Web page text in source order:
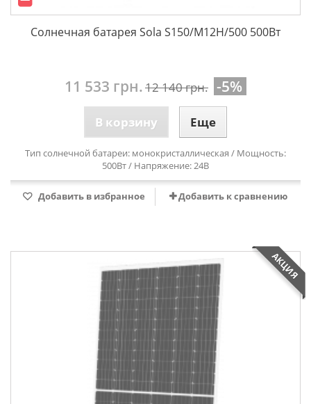
Солнечная батарея Sola S150/M12H/500 500Вт
11 533 грн.12 140 грн. -5%
В корзину Еще
Тип солнечной батареи: монокристаллическая / Мощность:
500Вт / Напряжение: 24В
Добавить в избранное Добавить к сравнению
АКЦИЯ